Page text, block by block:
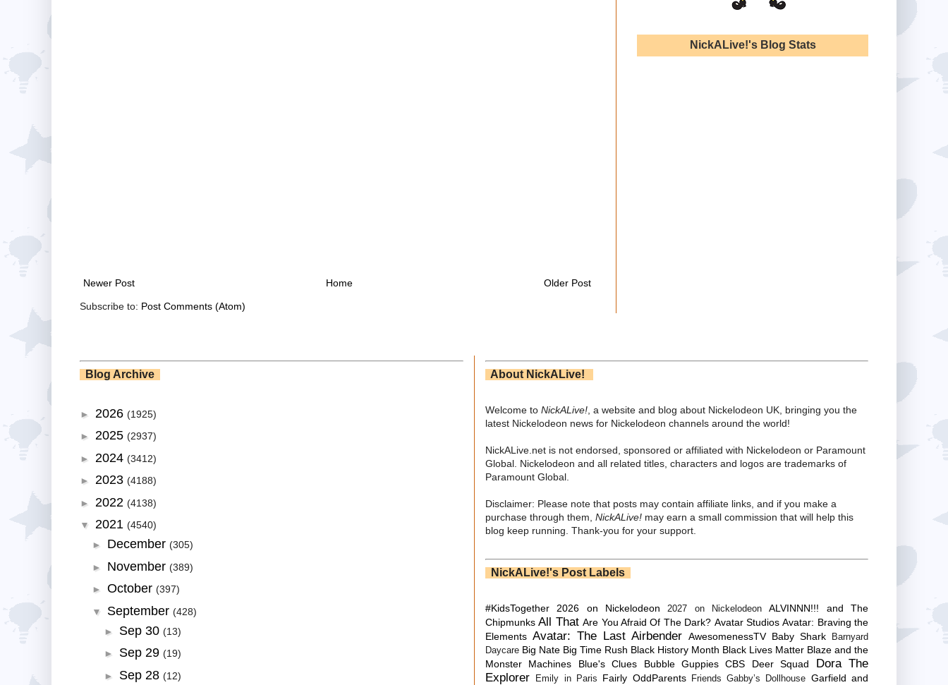
Newer Post Older Post
Home
Subscribe to: Post Comments (Atom)
NickALive!'s Blog Stats
Blog Archive
► 2026 (1925)
► 2025 (2937)
► 2024 (3412)
► 2023 (4188)
► 2022 (4138)
▼ 2021 (4540)
► December (305)
► November (389)
► October (397)
▼ September (428)
► Sep 30 (13)
► Sep 29 (19)
► Sep 28 (12)
About NickALive!
Welcome to NickALive!, a website and blog about Nickelodeon UK, bringing you the
latest Nickelodeon news for Nickelodeon channels around the world!
NickALive.net is not endorsed, sponsored or affiliated with Nickelodeon or Paramount
Global. Nickelodeon and all related titles, characters and logos are trademarks of
Paramount Global.
Disclaimer: Please note that posts may contain affiliate links, and if you make a
purchase through them, NickALive! may earn a small commission that will help this
blog keep running. Thank-you for your support.
NickALive!'s Post Labels
#KidsTogether 2026 on Nickelodeon 2027 on Nickelodeon
ALVINNN!!! and The
Chipmunks All That Are You Afraid Of The Dark? Avatar Studios Avatar: Braving the
Elements Avatar: The Last Airbender AwesomenessTV Baby Shark
Barnyard
Daycare Big Nate Big Time Rush Black History Month Black Lives Matter Blaze and the
Monster Machines
Blue's Clues Bubble Guppies CBS Deer Squad
Dora The
Explorer
Emily in Paris Fairly OddParents Friends Gabby’s Dollhouse Garfield and